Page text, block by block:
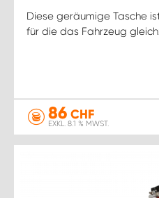
Diese geräumige Tasche
für die das Fahrzeug
86 CHF
EXKL. 8.1 % MWST.